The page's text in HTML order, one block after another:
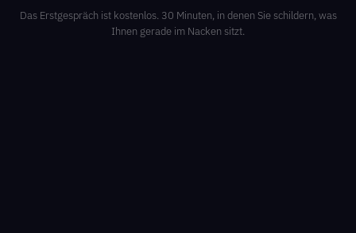
Das Erstgespräch ist kostenlos. 30 Minuten, in denen Sie schildern, was
Ihnen gerade im Nacken sitzt.